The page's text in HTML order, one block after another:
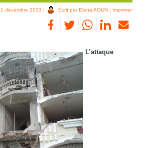
décembre 2023 | Écrit par Elena AOUN| Imprimer
L’attaque